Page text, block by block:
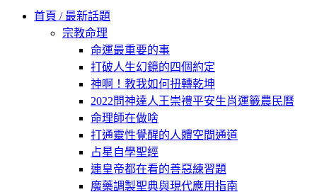
首頁 / 最新話題
宗教命理
命運最重要的事
打破人生幻鏡的四個約定
神啊！教我如何扭轉乾坤
2022問神達人王崇禮平安生肖運籤農民曆
命理師在做啥
打通靈性覺醒的人體空間通道
占星自學聖經
連皇帝都在看的善惡練習題
魔藥調製聖典與現代應用指南